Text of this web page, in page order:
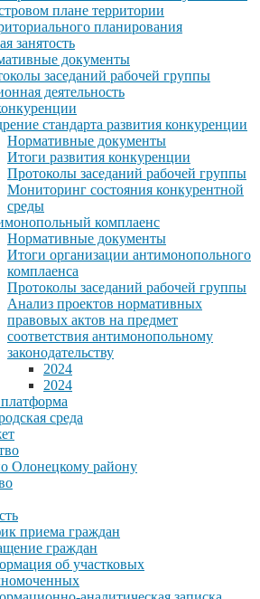
плане территории
планирования
занятость
документы
заседаний рабочей группы
деятельность
стандарта развития конкуренции
Нормативные документы
Итоги развития конкуренции
Протоколы заседаний рабочей группы
Мониторинг состояния конкурентной
среды
комплаенс
Нормативные документы
Итоги организации антимонопольного
комплаенса
Протоколы заседаний рабочей группы
Анализ проектов нормативных
правовых актов на предмет
соответствия антимонопольному
законодательству
2024
2024
среда
Олонецкому району
приема граждан
граждан
об участковых